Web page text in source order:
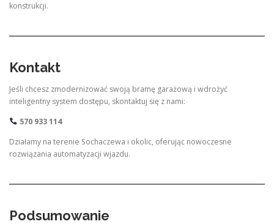
konstrukcji.
Kontakt
Jeśli chcesz zmodernizować swoją bramę garażową i wdrożyć
inteligentny system dostępu, skontaktuj się z nami:
570 933 114
Działamy na terenie Sochaczewa i okolic, oferując nowoczesne
rozwiązania automatyzacji wjazdu.
Podsumowanie